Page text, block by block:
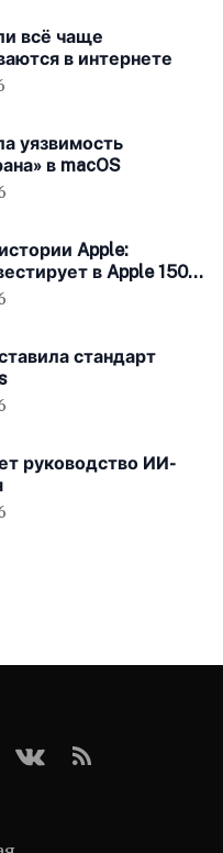
всё чаще
в интернете
уязвимость
в macOS
Apple:
в Apple 150
стандарт
руководство ИИ-